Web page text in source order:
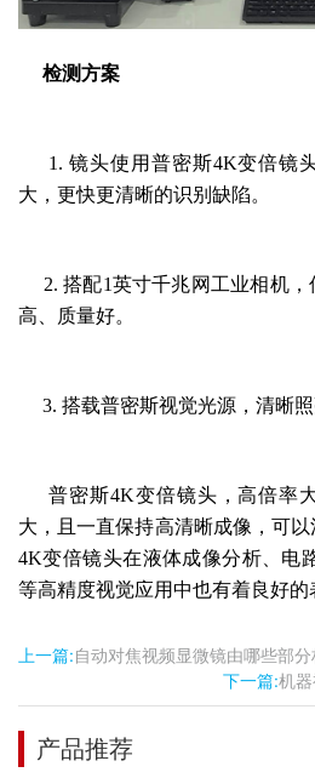
检测方案
1. 镜头使用普密斯4K变倍镜
大，更快更清晰的识别缺陷。
2. 搭配1英寸千兆网工业相机
高、质量好。
3. 搭载普密斯视觉光源，清晰照
普密斯4K变倍镜头，高倍率
大，且一直保持高清晰成像，可以
4K变倍镜头在液体成像分析 、电
等高精度视觉应用中也有着良好的
上一篇:自动对焦视频显微镜由哪些部分
下一篇:机
产品推荐